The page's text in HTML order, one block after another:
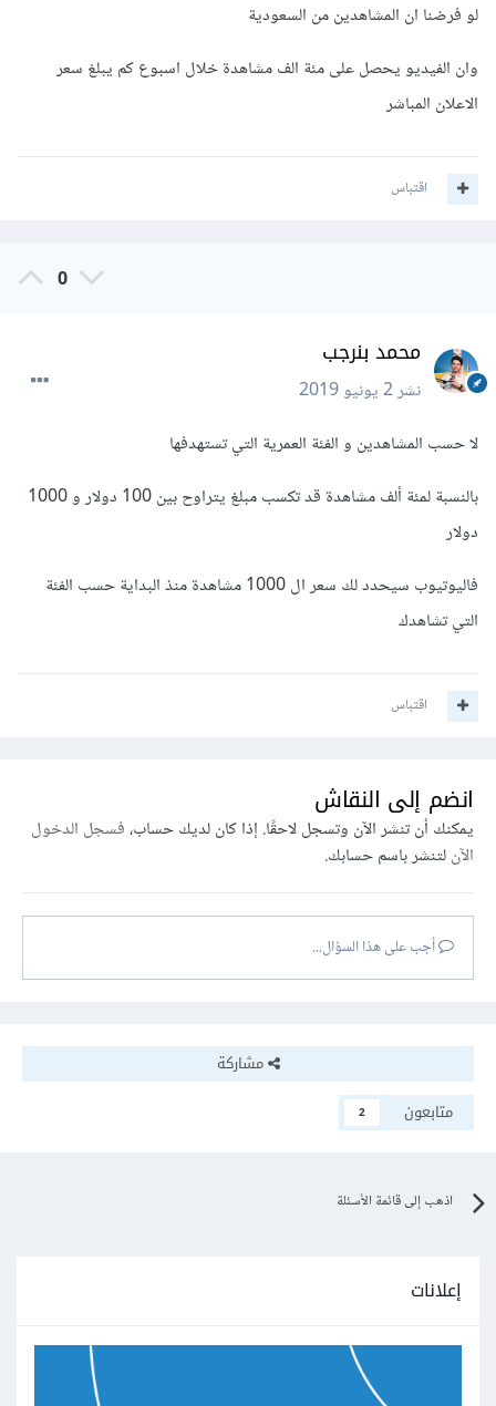
لو فرضنا ان المشاهدين من السعودية
وان الفيديو يحصل على مئة الف مشاهدة خلال اسبوع كم يبلغ سعر
الاعلان المباشر
اقتباس
0
محمد بنرجب
نشر2 يونيو 2019
لا حسب المشاهدين و الفئة العمرية التي تستهدفها
بالنسبة لمئة ألف مشاهدة قد تكسب مبلغ يتراوح بين 100 دولار و 1000
دولار
فاليوتيوب سيحدد لك سعر ال 1000 مشاهدة منذ البداية حسب الفئة
التي تشاهدك
اقتباس
انضم إلى النقاش
يمكنك أن تنشر الآن وتسجل لاحقًا. إذا كان لديك حساب،فسجل الدخول
الآنلتنشر باسم حسابك.
أجب على هذا السؤال...
مشاركة
متابعون
2
اذهب إلى قائمة الأسئلة
إعلانات